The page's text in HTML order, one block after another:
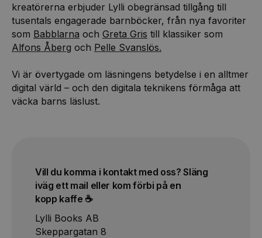
kreatörerna erbjuder Lylli obegränsad tillgång till
tusentals engagerade barnböcker, från nya favoriter
som Babblarna och Greta Gris till klassiker som
Alfons Åberg och Pelle Svanslös.
Vi är övertygade om läsningens betydelse i en alltmer
digital värld – och den digitala teknikens förmåga att
väcka barns läslust.
Vill du komma i kontakt med oss? Släng
iväg ett mail eller kom förbi på en
kopp kaffe ☕️
Lylli Books AB
Skeppargatan 8